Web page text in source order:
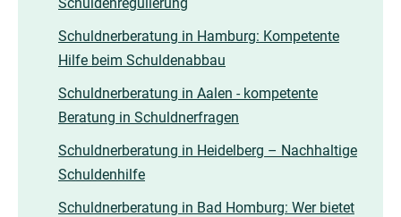
Schuldnerberatung in Hamburg: Kompetente
Hilfe beim Schuldenabbau
Schuldnerberatung in Aalen - kompetente
Beratung in Schuldnerfragen
Schuldnerberatung in Heidelberg – Nachhaltige
Schuldenhilfe
Schuldnerberatung in Bad Homburg: Wer bietet